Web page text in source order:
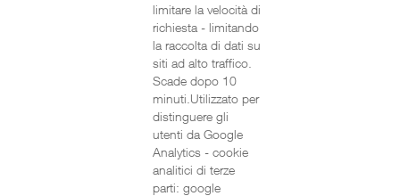
limitare la velocità di
richiesta - limitando
la raccolta di dati su
siti ad alto traffico.
Scade dopo 10
minuti.Utilizzato per
distinguere gli
utenti da Google
Analytics - cookie
analitici di terze
parti: google